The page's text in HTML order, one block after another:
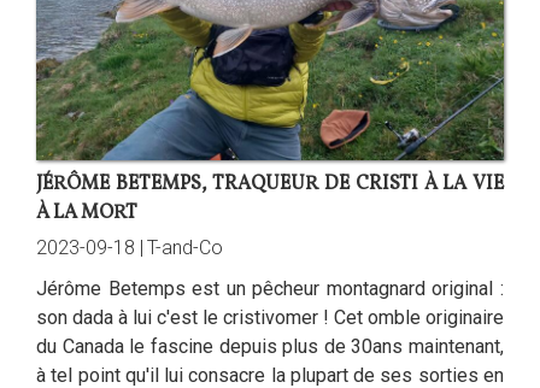
JÉRÔME BETEMPS, TRAQUEUR DE CRISTI À LA VIE
À LA MORT
2023-09-18 | T-and-Co
Jérôme Betemps est un pêcheur montagnard original :
son dada à lui c'est le cristivomer ! Cet omble originaire
du Canada le fascine depuis plus de 30ans maintenant,
à tel point qu'il lui consacre la plupart de ses sorties en